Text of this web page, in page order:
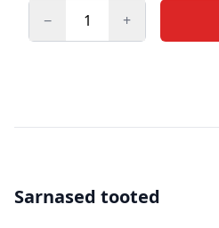
− +
Sarnased tooted